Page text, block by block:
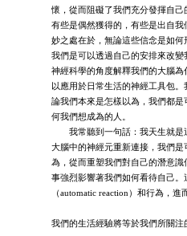
懷，從而阻礙了我們充分發揮自
有些是偶然獲得的，有些是出自
妙之處在於，無論這些信念是如何
我們是可以透過自己的安排來改
神經科學的角度解釋我們的大腦
以應用於日常生活的神經工具包
論我們本來是怎樣以為，我們都
何我們想成為的人。
我常聽到一句話：我天生就是
大腦中的神經元重新連接，我們
為，從而重塑我們對自己的潛意
事強烈影響著我們如何看待自己
（automatic reaction）和行為，進
我們的生活經驗將等於我們所關注